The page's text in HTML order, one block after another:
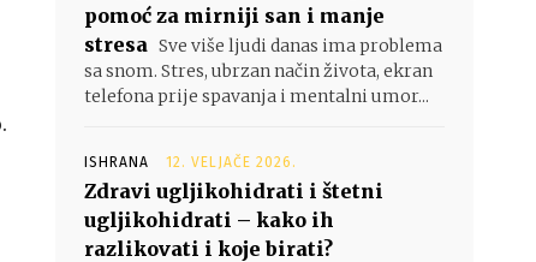
pomoć za mirniji san i manje
stresa Sve više ljudi danas ima problema
sa snom. Stres, ubrzan način života, ekran
telefona prije spavanja i mentalni umor...
ISHRANA 12. VELJAČE 2026.
Zdravi ugljikohidrati i štetni
ugljikohidrati – kako ih
razlikovati i koje birati?